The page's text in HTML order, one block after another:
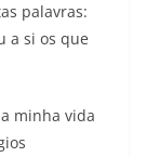
palavras:
a si os que
minha vida